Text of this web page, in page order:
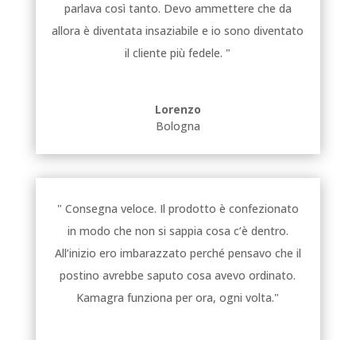
parlava così tanto. Devo ammettere che da
allora è diventata insaziabile e io sono diventato
il cliente più fedele. "
Lorenzo
Bologna
" Consegna veloce. Il prodotto è confezionato
in modo che non si sappia cosa c’è dentro.
All’inizio ero imbarazzato perché pensavo che il
postino avrebbe saputo cosa avevo ordinato.
Kamagra funziona per ora, ogni volta."